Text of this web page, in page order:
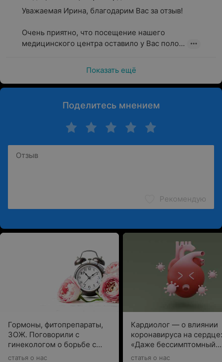
Уважаемая Ирина, благодарим Вас за отзыв!
Очень приятно, что посещение нашего
медицинского центра оставило у Вас поло...
Показать ещё
Поделитесь мнением
Рекомендую
Гормоны, фитопрепараты,
ЗОЖ. Поговорили с
гинекологом о борьбе с
первыми симптомами
статья о нас
Кардиолог — о влиянии
коронавируса на сердце:
«Даже бессимптомный
COVID-19 может
статья о нас